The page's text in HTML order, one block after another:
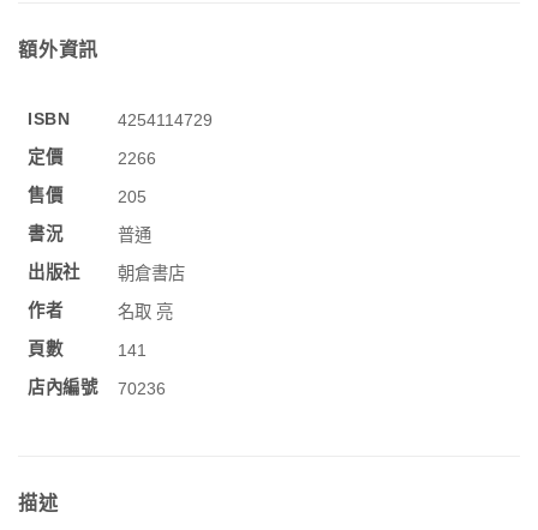
額外資訊
ISBN
4254114729
定價
2266
售價
205
書況
普通
出版社
朝倉書店
作者
名取 亮
頁數
141
店內編號
70236
描述